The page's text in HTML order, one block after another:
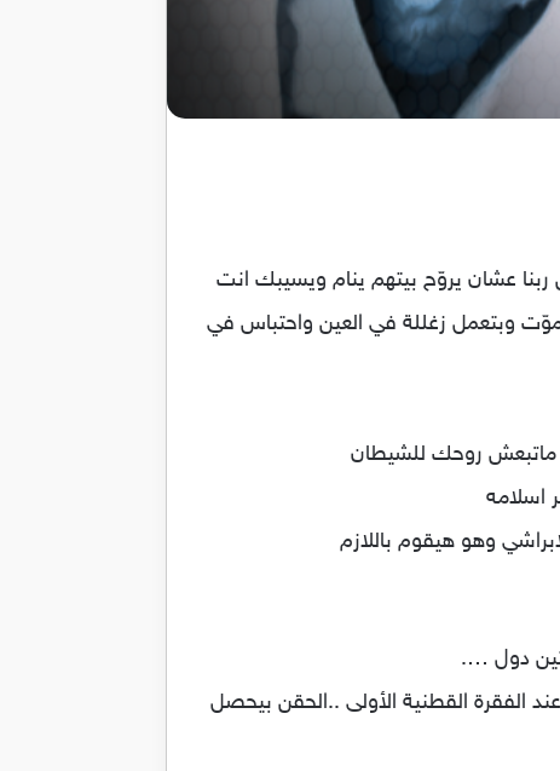
عشان يروّح بيتهم ينام ويسيبك انت
وبتعمل زغللة في العين واحتباس في
دول ….
الفقرة القطنية الأولى ..الحقن بيحصل